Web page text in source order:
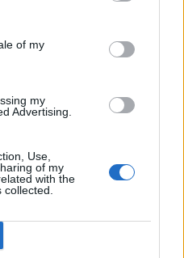
of my
my
Advertising.
Use,
of my
with the
dall'ex compagna
ai giornalisti